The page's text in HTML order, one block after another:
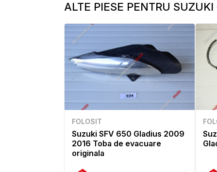
ALTE PIESE PENTRU
FOLOSIT
Suzuki SFV 650 Gladius 2009
2016 Toba de evacuare
originala